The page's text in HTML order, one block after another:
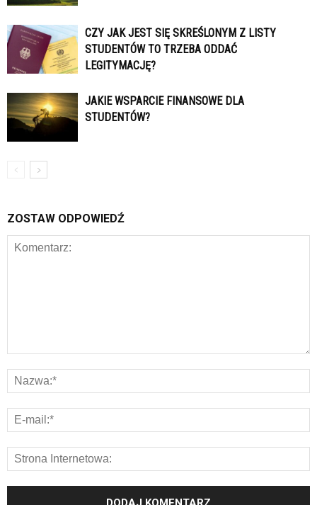
CZY JAK JEST SIĘ SKREŚLONYM Z LISTY
STUDENTÓW TO TRZEBA ODDAĆ
LEGITYMACJĘ?
JAKIE WSPARCIE FINANSOWE DLA
STUDENTÓW?
ZOSTAW ODPOWIEDŹ